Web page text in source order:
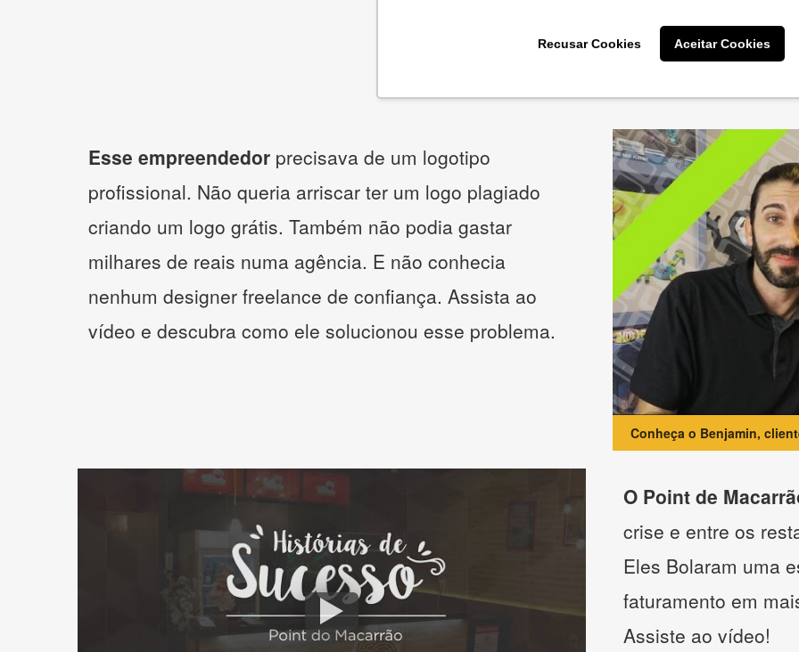
Recusar Cookies Aceitar Cookies
Esse empreendedor precisava de um logotipo
profissional. Não queria arriscar ter um logo plagiado
criando um logo grátis. Também não podia gastar
milhares de reais numa agência. E não conhecia
nenhum designer freelance de confiança. Assista ao
vídeo e descubra como ele solucionou esse problema.
Conheça o Benjamin,
O Point de
crise e entre os
Eles Bolaram uma
faturamento em
Assiste ao vídeo!